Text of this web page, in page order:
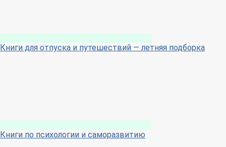
Книги для отпуска и путешествий — летняя подборка
Книги по психологии и саморазвитию